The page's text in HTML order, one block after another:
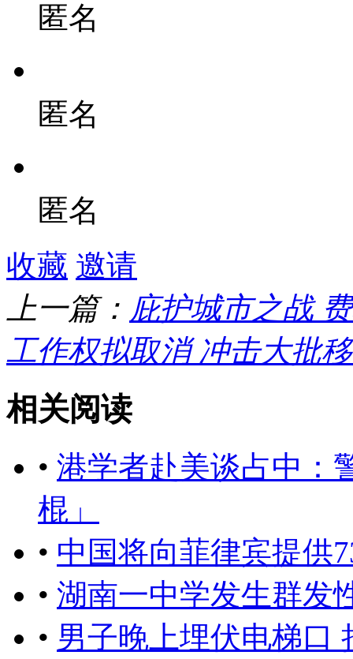
匿名
匿名
匿名
收藏 邀请
上一篇： 庇护城市之战
工作权拟取消 冲击大批
相关阅读
• 港学者赴美谈占中：
棍」
• 中国将向菲律宾提供
• 湖南一中学发生群发
• 男子晚上埋伏电梯口